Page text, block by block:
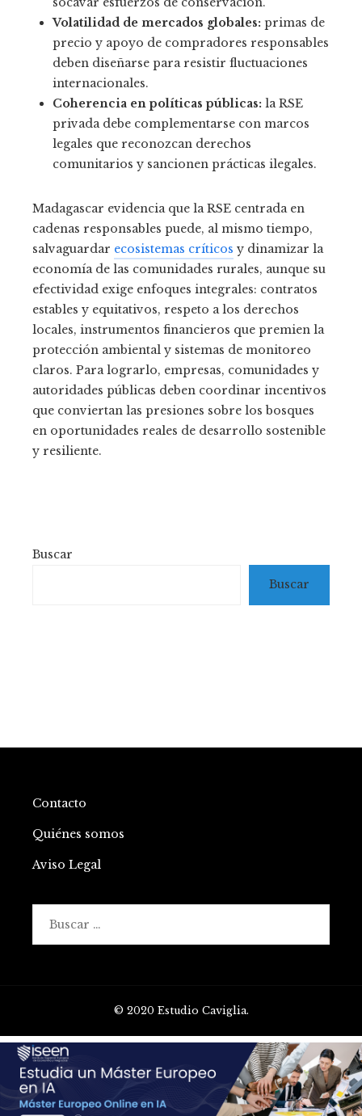
Volatilidad de mercados globales: primas de
precio y apoyo de compradores responsables
deben diseñarse para resistir fluctuaciones
internacionales.
Coherencia en políticas públicas: la RSE
privada debe complementarse con marcos
legales que reconozcan derechos
comunitarios y sancionen prácticas ilegales.
Madagascar evidencia que la RSE centrada en
cadenas responsables puede, al mismo tiempo,
salvaguardar ecosistemas críticos y dinamizar la
economía de las comunidades rurales, aunque su
efectividad exige enfoques integrales: contratos
estables y equitativos, respeto a los derechos
locales, instrumentos financieros que premien la
protección ambiental y sistemas de monitoreo
claros. Para lograrlo, empresas, comunidades y
autoridades públicas deben coordinar incentivos
que conviertan las presiones sobre los bosques
en oportunidades reales de desarrollo sostenible
y resiliente.
Buscar
Buscar
Contacto
Quiénes somos
Aviso Legal
© 2020 Estudio Caviglia.